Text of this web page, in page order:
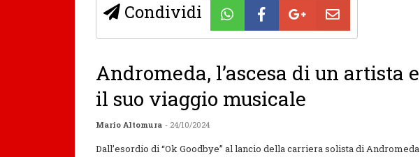
Condividi
Andromeda, l’ascesa di un artista e
il suo viaggio musicale
Mario Altomura - 24/10/2024
Dall’esordio di “Ok Goodbye” al lancio della carriera solista di Andromeda